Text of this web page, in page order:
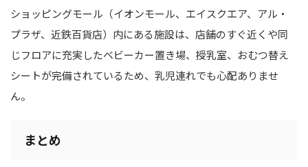
ショッピングモール（イオンモール、エイスクエア、アル・
プラザ、近鉄百貨店）内にある施設は、店舗のすぐ近くや同
じフロアに充実したベビーカー置き場、授乳室、おむつ替え
シートが完備されているため、乳児連れでも心配ありませ
ん。
まとめ